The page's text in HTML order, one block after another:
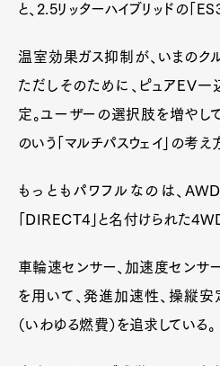
と、2.5リッターハイブリッドの「
温室効果ガス抑制が、いまのク
ただしそのために、ピュアEV一
定。ユーザーの選択肢を増やし
のいう「マルチパスウェイ」の考え
もっともパワフルなのは、
「DIRECT4」と名付けられた
車輪速センサー、加速度センサ
を用いて、発進加速性、操縦
（いわゆる燃費）を追求している。